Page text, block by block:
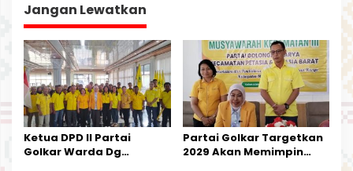
a
s
i
p
o
s
Jangan Lewatkan
Ketua DPD II Partai
Golkar Warda Dg
Partai Golkar Targetkan
2029 Akan Memimpin